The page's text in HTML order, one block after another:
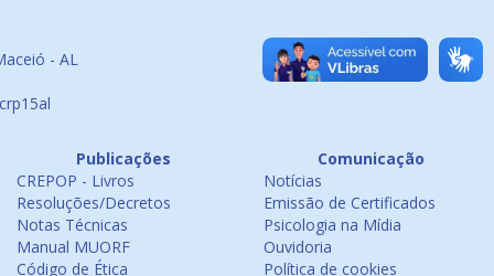
- AL
Publicações
CREPOP - Livros
Resoluções/Decretos
Notas Técnicas
Manual MUORF
Código de Ética
Comunicação
Notícias
Emissão de Certificados
Psicologia na Mídia
Ouvidoria
Política de cookies